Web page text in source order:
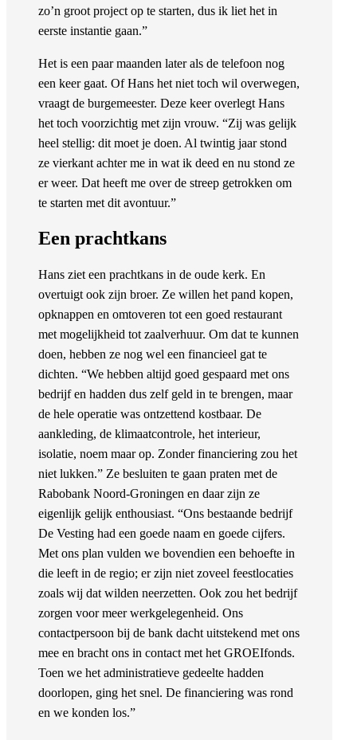
zo’n groot project op te starten, dus ik liet het in
eerste instantie gaan.”
Het is een paar maanden later als de telefoon nog
een keer gaat. Of Hans het niet toch wil overwegen,
vraagt de burgemeester. Deze keer overlegt Hans
het toch voorzichtig met zijn vrouw. “Zij was gelijk
heel stellig: dit moet je doen. Al twintig jaar stond
ze vierkant achter me in wat ik deed en nu stond ze
er weer. Dat heeft me over de streep getrokken om
te starten met dit avontuur.”
Een prachtkans
Hans ziet een prachtkans in de oude kerk. En
overtuigt ook zijn broer. Ze willen het pand kopen,
opknappen en omtoveren tot een goed restaurant
met mogelijkheid tot zaalverhuur. Om dat te kunnen
doen, hebben ze nog wel een financieel gat te
dichten. “We hebben altijd goed gespaard met ons
bedrijf en hadden dus zelf geld in te brengen, maar
de hele operatie was ontzettend kostbaar. De
aankleding, de klimaatcontrole, het interieur,
isolatie, noem maar op. Zonder financiering zou het
niet lukken.” Ze besluiten te gaan praten met de
Rabobank Noord-Groningen en daar zijn ze
eigenlijk gelijk enthousiast. “Ons bestaande bedrijf
De Vesting had een goede naam en goede cijfers.
Met ons plan vulden we bovendien een behoefte in
die leeft in de regio; er zijn niet zoveel feestlocaties
zoals wij dat wilden neerzetten. Ook zou het bedrijf
zorgen voor meer werkgelegenheid. Ons
contactpersoon bij de bank dacht uitstekend met ons
mee en bracht ons in contact met het GROEIfonds.
Toen we het administratieve gedeelte hadden
doorlopen, ging het snel. De financiering was rond
en we konden los.”